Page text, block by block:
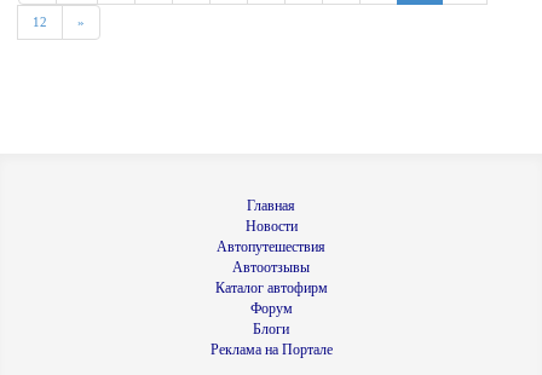
12 »
Главная
Новости
Автопутешествия
Автоотзывы
Каталог автофирм
Форум
Блоги
Реклама на Портале